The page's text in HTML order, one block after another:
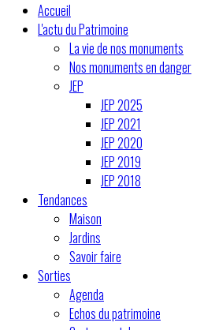
Accueil
L'actu du Patrimoine
La vie de nos monuments
Nos monuments en danger
JEP
JEP 2025
JEP 2021
JEP 2020
JEP 2019
JEP 2018
Tendances
Maison
Jardins
Savoir faire
Sorties
Agenda
Echos du patrimoine